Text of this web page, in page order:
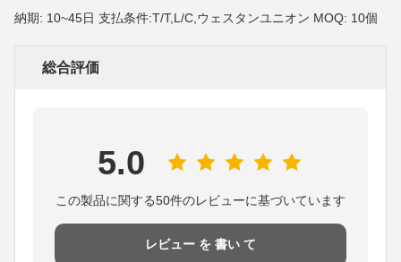
納期: 10~45日 支払条件:T/T,L/C,ウェスタンユニオン MOQ: 10個
総合評価
5.0
この製品に関する50件のレビューに基づいています
レビュー を 書い て